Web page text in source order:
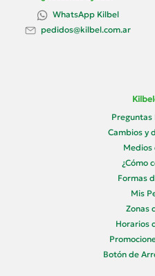
WhatsApp Kilbel
pedidos@kilbel.com.ar
Preguntas
Cambios y
Medios
¿Cómo
Formas
Mis
Zonas
Horarios
Botón de